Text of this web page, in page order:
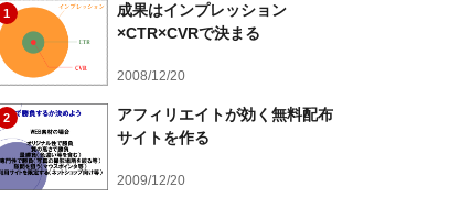
1
成果はインプレッション
×CTR×CVRで決まる
2008/12/20
2
アフィリエイトが効く無料配布
サイトを作る
2009/12/20